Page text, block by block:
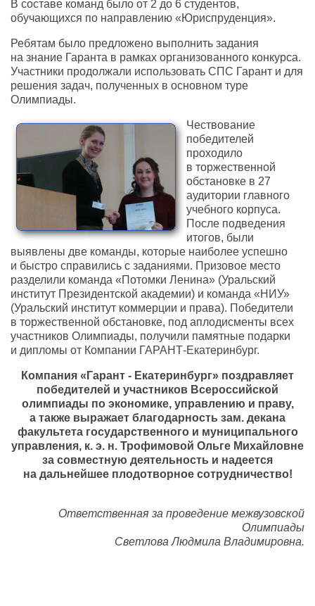
В составе команд было от 2 до 6 студентов,
обучающихся по направлению «Юриспруденция».
Ребятам было предложено выполнить задания
на знание Гаранта в рамках организованного конкурса.
Участники продолжали использовать СПС Гарант и для
решения задач, полученных в основном туре
Олимпиады.
Чествование
победителей
проходило
в торжественной
обстановке в 27
аудитории главного
учебного корпуса.
После подведения
итогов, были
выявлены две команды, которые наиболее успешно
и быстро справились с заданиями. Призовое место
разделили команда «Потомки Ленина» (Уральский
институт Президентской академии) и команда «НИУ»
(Уральский институт коммерции и права). Победители
в торжественной обстановке, под аплодисменты всех
участников Олимпиады, получили памятные подарки
и дипломы от Компании ГАРАНТ-Екатеринбург.
Компания «Гарант - Екатеринбург» поздравляет
победителей и участников Всероссийской
олимпиады по экономике, управлению и праву,
а также выражает благодарность зам. декана
факультета государственного и муниципального
управления, к. э. н. Трофимовой Ольге Михайловне
за совместную деятельность и надеется
на дальнейшее плодотворное сотрудничество!
Ответственная за проведение межвузовской
Олимпиады
Светлова Людмила Владимировна.